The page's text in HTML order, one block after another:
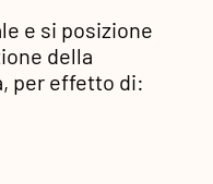
e si posizione
della
per effetto di: